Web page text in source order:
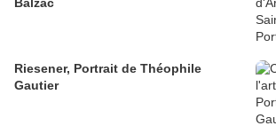
Riesener, Portrait de Théophile
Gautier